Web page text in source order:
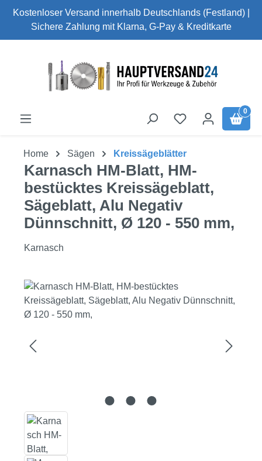
Zum Hauptinhalt springen
Kostenloser Versand innerhalb Deutschlands (Festland) |
Sichere Zahlung mit Klarna, G-Pay & Kreditkarte
0
Home Sägen Kreissägeblätter
Karnasch HM-Blatt, HM-
bestücktes Kreissägeblatt,
Sägeblatt, Alu Negativ
Dünnschnitt, Ø 120 - 550 mm,
Karnasch
Bildergalerie überspringen